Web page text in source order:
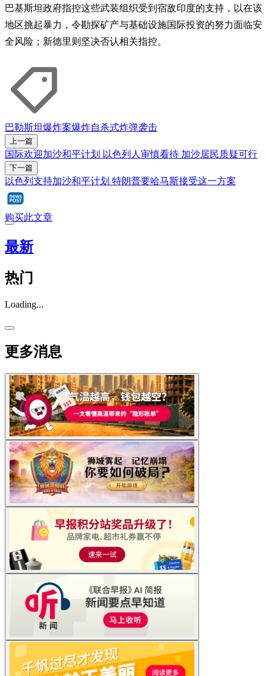
巴基斯坦政府指控这些武装组织受到宿敌印度的支持，以在该
地区挑起暴力，令勘探矿产与基础设施国际投资的努力面临安
全风险；新德里则坚决否认相关指控。
巴勒斯坦爆炸案爆炸自杀式炸弹袭击
上一篇
国际欢迎加沙和平计划 以色列人审慎看待 加沙居民质疑可行
下一篇
以色列支持加沙和平计划 特朗普要哈马斯接受这一方案
购买此文章
最新
热门
Loading...
更多消息